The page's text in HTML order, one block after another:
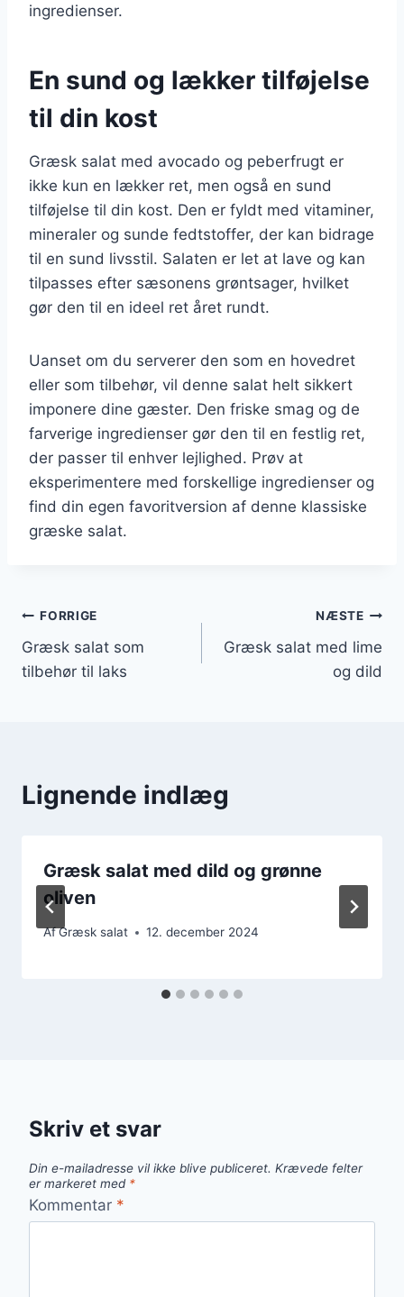
ingredienser.
En sund og lækker tilføjelse
til din kost
Græsk salat med avocado og peberfrugt er
ikke kun en lækker ret, men også en sund
tilføjelse til din kost. Den er fyldt med vitaminer,
mineraler og sunde fedtstoffer, der kan bidrage
til en sund livsstil. Salaten er let at lave og kan
tilpasses efter sæsonens grøntsager, hvilket
gør den til en ideel ret året rundt.
Uanset om du serverer den som en hovedret
eller som tilbehør, vil denne salat helt sikkert
imponere dine gæster. Den friske smag og de
farverige ingredienser gør den til en festlig ret,
der passer til enhver lejlighed. Prøv at
eksperimentere med forskellige ingredienser og
find din egen favoritversion af denne klassiske
græske salat.
Indlægsnavigation
FORRIGE
Græsk salat som
tilbehør til laks
NÆSTE
Græsk salat med lime
og dild
Lignende indlæg
Græsk salat med dild og grønne
oliven
AfGræsk salat 12. december 2024
Skriv et svar
Din e-mailadresse vil ikke blive publiceret. Krævede felter
er markeret med *
Kommentar *